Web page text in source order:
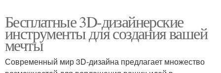
Бесплатные 3D-дизайнерские
инструменты для создания вашей
мечты
Современный мир 3D-дизайна предлагает множество